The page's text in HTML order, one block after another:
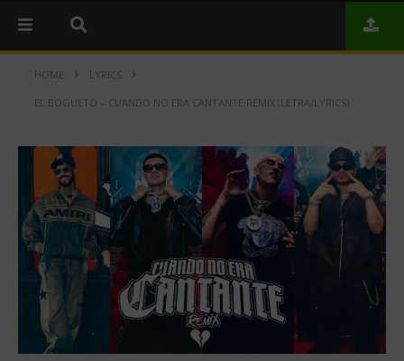
HOME LYRICS
EL BOGUETO – CUANDO NO ERA CANTANTE REMIX (LETRA/LYRICS)